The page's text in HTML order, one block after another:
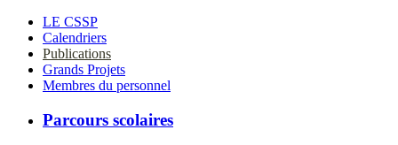
LE CSSP
Calendriers
Publications
Grands Projets
Membres du personnel
Parcours scolaires